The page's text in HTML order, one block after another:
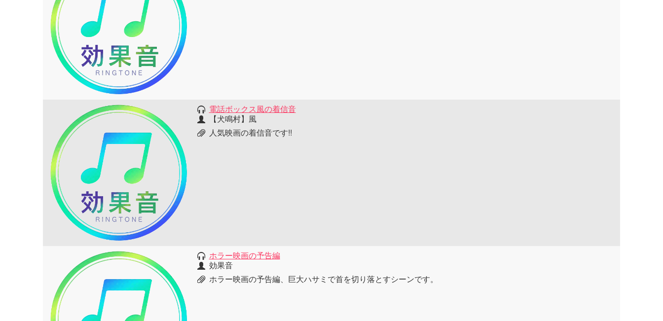
電話ボックス風の着信音
【犬鳴村】風
人気映画の着信音です!!
ホラー映画の予告編
効果音
ホラー映画の予告編、巨大ハサミで首を切り落とすシーンです。